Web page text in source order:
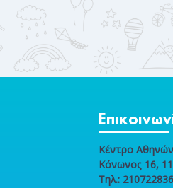
Κέντρο Αθηνών
Κόνωνος 16,
Τηλ.: